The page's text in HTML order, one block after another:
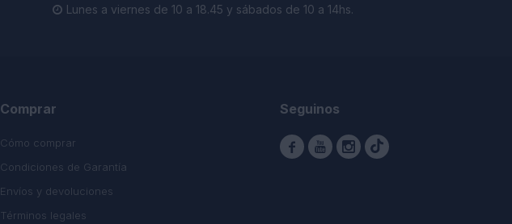
 Lunes a viernes de 10 a 18.45 y sábados de 10 a 14hs.
Comprar
Cómo comprar
Condiciones de Garantía
Envíos y devoluciones
Términos legales
Seguinos
  